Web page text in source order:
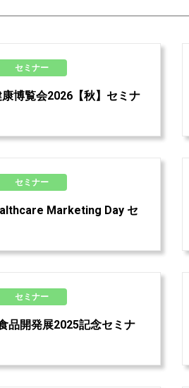
セミナー
博覧会2026【秋】セミナ
セミナー
Marketing Day セ
セミナー
品開発展2025記念セミナ